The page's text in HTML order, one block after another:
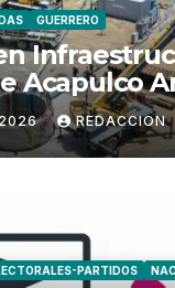
GUERRERO
Acapulco
2026 REDACCION
PARTIDOS